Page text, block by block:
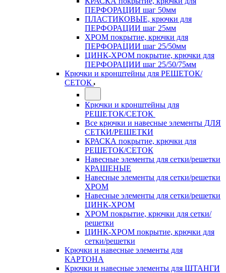
ПЕРФОРАЦИИ шаг 50мм
ПЛАСТИКОВЫЕ, крючки для
ПЕРФОРАЦИИ шаг 25мм
ХРОМ покрытие, крючки для
ПЕРФОРАЦИИ шаг 25/50мм
ЦИНК-ХРОМ покрытие, крючки для
ПЕРФОРАЦИИ шаг 25/50/75мм
Крючки и кронштейны для РЕШЕТОК/
СЕТОК
Крючки и кронштейны для
РЕШЕТОК/СЕТОК
Все крючки и навесные элементы ДЛЯ
СЕТКИ/РЕШЕТКИ
КРАСКА покрытие, крючки для
РЕШЕТОК/СЕТОК
Навесные элементы для сетки/решетки
КРАШЕНЫЕ
Навесные элементы для сетки/решетки
ХРОМ
Навесные элементы для сетки/решетки
ЦИНК-ХРОМ
ХРОМ покрытие, крючки для сетки/
решетки
ЦИНК-ХРОМ покрытие, крючки для
сетки/решетки
Крючки и навесные элементы для
КАРТОНА
Крючки и навесные элементы для ШТАНГИ